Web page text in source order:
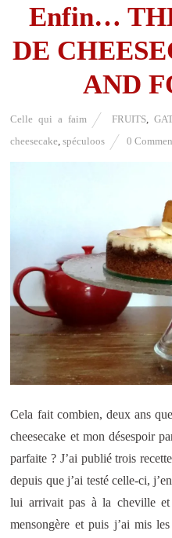
Enfin…
DE
AND
Celle qui a faim FRUITS
cheesecake ,spéculoos 0
Cela fait combien, deux ans
cheesecake et mon désespoir
parfaite ? J’ai publié trois
depuis que j’ai testé celle-ci,
lui arrivait pas à la cheville
mensongère et puis j’ai mis